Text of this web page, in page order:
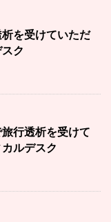
を受けていただ
ク
行透析を受けて
ルデスク